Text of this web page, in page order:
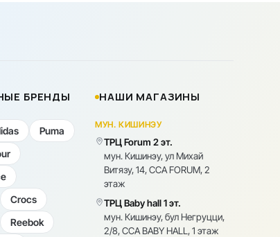
БРЕНДЫ
Puma
Crocs
Reebok
НАШИ МАГАЗИНЫ
МУН. КИШИНЭУ
ТРЦ Forum 2 эт.
мун. Кишинэу, ул Михай
Витязу, 14, CCA FORUM, 2
этаж
ТРЦ Baby hall 1 эт.
мун. Кишинэу, бул Негруцци,
2/8, CCA BABY HALL, 1 этаж